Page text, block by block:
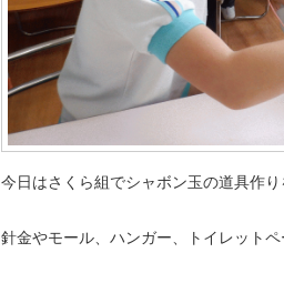
今日はさくら組でシャボン玉の道具作
針金やモール、ハンガー、トイレット